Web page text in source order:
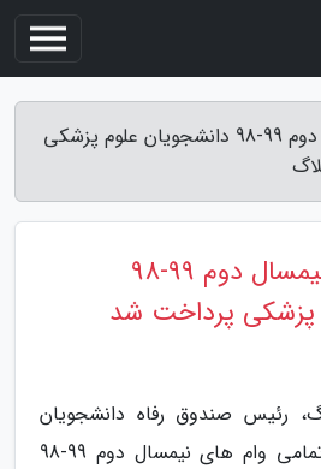
تمامی وام های نیمسال دوم 99-98 دانشجویان علوم پزشکی
تمامی وام های نیمسال دوم 99-98
پزشکی پرداخت شد
رئیس صندوق رفاه دانشجویان
وزارت بهداشت گفت: تمامی وام های نیمسال دوم 99-98